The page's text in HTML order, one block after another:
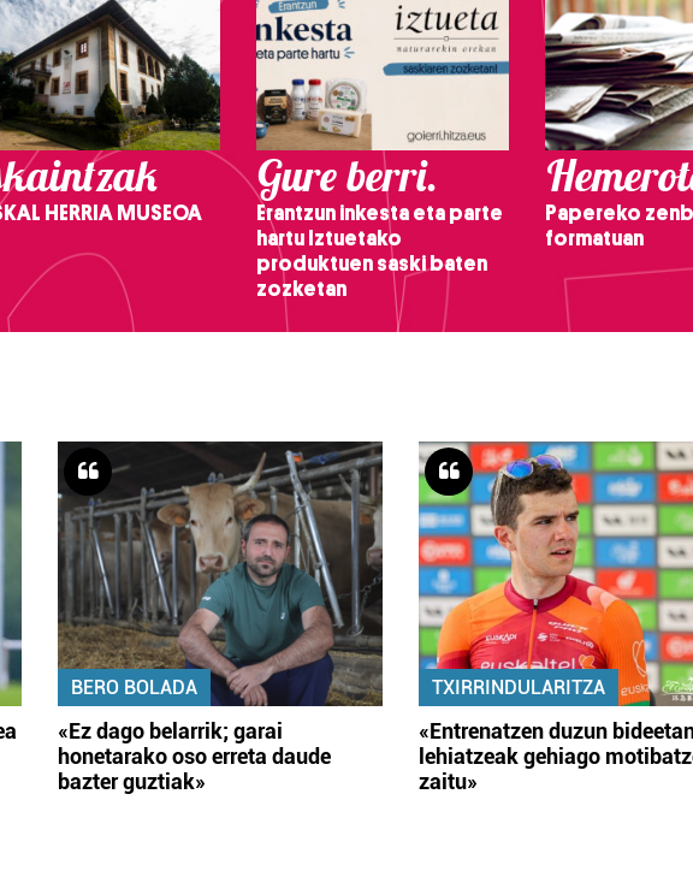
HERRIA MUSEOA
Gure berri.
Erantzun inkesta eta parte
hartu Iztuetako
produktuen saski baten
zozketan
Papereko
formatuan
BERO BOLADA
«Ez dago belarrik; garai
honetarako oso erreta daude
bazter guztiak»
TXIRRINDULARITZA
«Entrenatzen duzun
lehiatzeak gehiago
zaitu»